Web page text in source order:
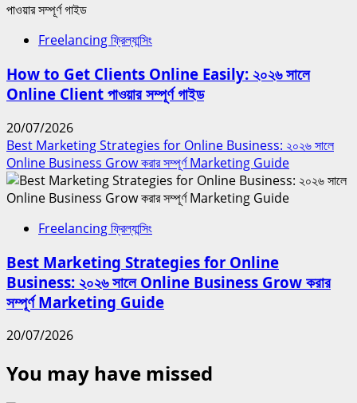
Freelancing ফ্রিল্যান্সিং
How to Get Clients Online Easily: ২০২৬ সালে
Online Client পাওয়ার সম্পূর্ণ গাইড
20/07/2026
Best Marketing Strategies for Online Business: ২০২৬ সালে
Online Business Grow করার সম্পূর্ণ Marketing Guide
Freelancing ফ্রিল্যান্সিং
Best Marketing Strategies for Online
Business: ২০২৬ সালে Online Business Grow করার
সম্পূর্ণ Marketing Guide
20/07/2026
You may have missed